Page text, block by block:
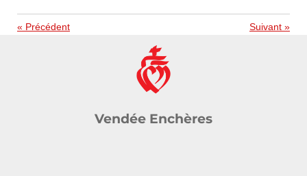
« Précédent Suivant »
Vendée Enchères